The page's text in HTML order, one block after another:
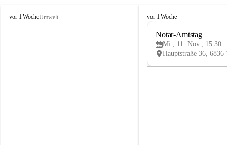
V
vor 1 WocheUmwelt
V
vor 1 Woche
Notar-Amtstag
Mi., 11. Nov., 15:30